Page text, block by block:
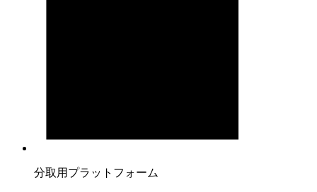
分取用プラットフォーム